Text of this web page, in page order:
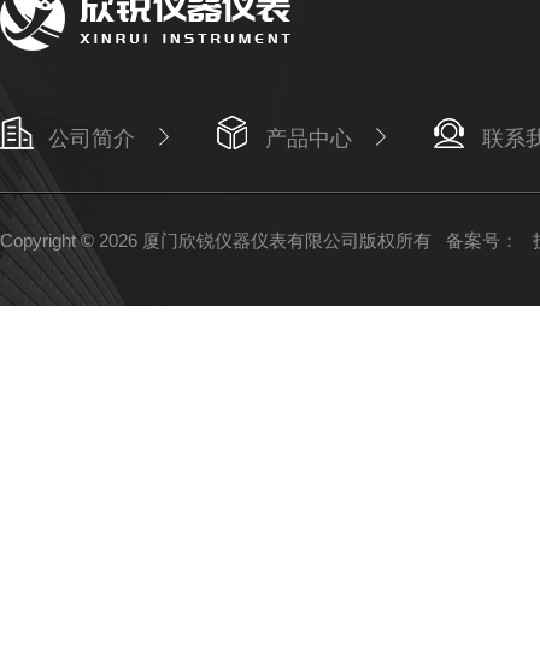
公司简介 产品中心 联系
Copyright © 2026 厦门欣锐仪器仪表有限公司版权所有 备案号：